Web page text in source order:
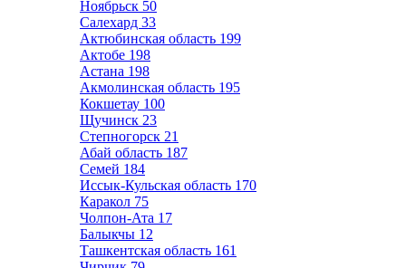
Ноябрьск 50
Салехард 33
Актюбинская область 199
Актобе 198
Астана 198
Акмолинская область 195
Кокшетау 100
Щучинск 23
Степногорск 21
Абай область 187
Семей 184
Иссык-Кульская область 170
Каракол 75
Чолпон-Ата 17
Балыкчы 12
Ташкентская область 161